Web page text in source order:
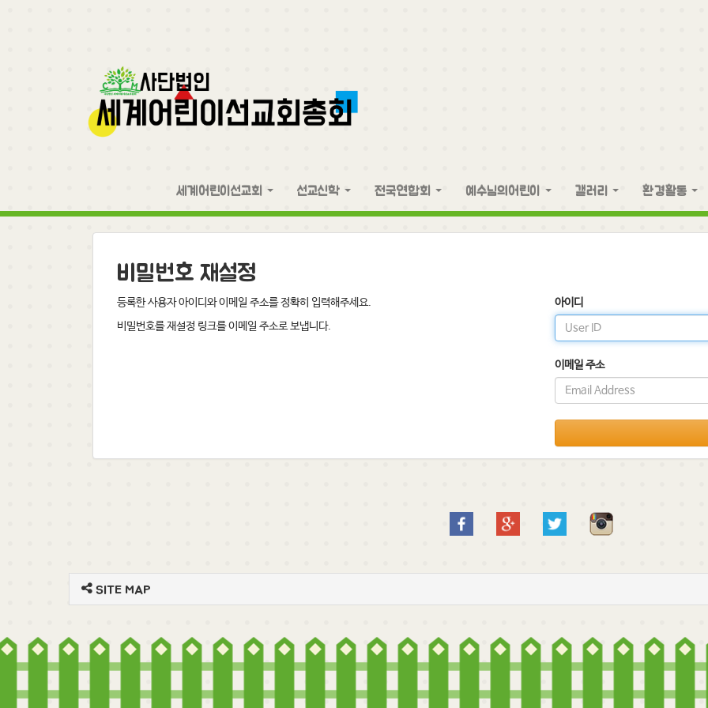
세계어린이선교회 선교신학 전국연합회 예수님의어린이 갤러리 환경활동
비밀번호 재설정
등록한 사용자 아이디와 이메일 주소를 정확히 입력해주세요.
비밀번호를 재설정 링크를 이메일 주소로 보냅니다.
아이디
이메일 주소
SITE MAP